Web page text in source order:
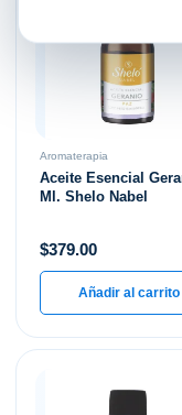
Aromaterapia
Aceite Esencial
Ml. Shelo Nabel
$379.00
Añadir al carrito